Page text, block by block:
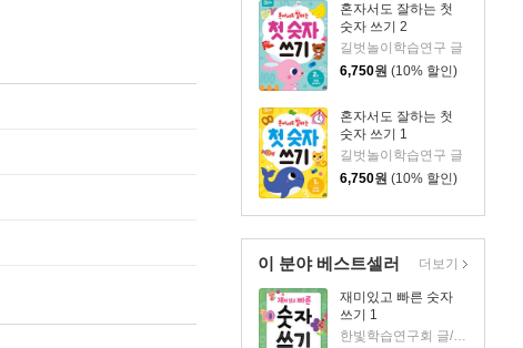
혼자서도 잘하는 첫
숫자 쓰기 2
길벗놀이학습연구 글
6,750원 (10% 할인)
혼자서도 잘하는 첫
숫자 쓰기 1
길벗놀이학습연구 글
6,750원 (10% 할인)
이 분야 베스트셀러
재미있고 빠른 숫자
쓰기 1
한빛학습연구회 글/최은서 그림
더보기